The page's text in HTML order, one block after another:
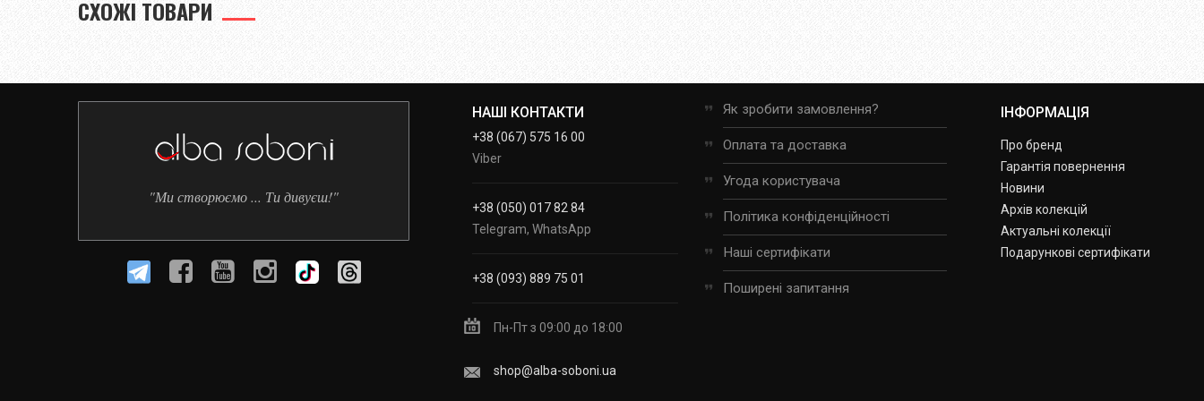
СХОЖІ ТОВАРИ
"Ми створюємо ... Ти дивуєш!"
НАШІ КОНТАКТИ
+38 (067) 575 16 00
Viber
+38 (050) 017 82 84
Telegram, WhatsApp
+38 (093) 889 75 01
Пн-Пт з 09:00 до 18:00
shop@alba-soboni.ua
Як зробити замовлення?
Оплата та доставка
Угода користувача
Політика конфіденційності
Наші сертифікати
Поширені запитання
ІНФОРМАЦІЯ
Про бренд
Гарантія повернення
Новини
Архів колекцій
Актуальні колекції
Подарункові сертифікати